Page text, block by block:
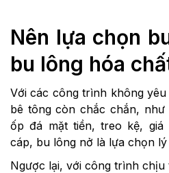
Nên lựa chọn
bu lông hóa
Với các công trình không
bê tông còn chắc chắn, như
ốp đá mặt tiền, treo kệ,
cáp, bu lông nở là lựa chọn lý
Ngược lại, với công trình